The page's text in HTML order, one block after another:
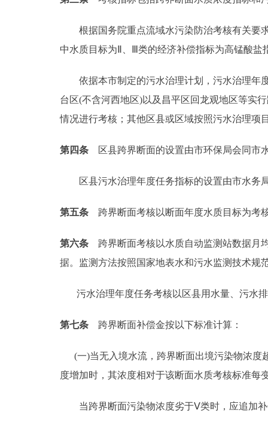
走进北京
北京概况
多语种
根据国务院重点流域水污染防治考核有关要求
中水质目标为Ⅱ、Ⅲ类的经济补偿指标为高锰酸
依据本市制定的污水治理计划，污水治理年度
台区(不含河西地区)以及昌平区回龙观地区等实
情况进行考核；其他区县或区域按照污水治理项
第四条 区县跨界断面的设置由市环保局会同市
区县污水治理年度任务指标的设置由市水务
第五条 跨界断面考核以断面年度水质目标为考
第六条 跨界断面考核以水质自动监测站数据月
据。监测方法按照国家地表水和污水监测技术规
污水治理年度任务考核以区县用水量、污水排
第七条 跨界断面补偿金按以下标准计算：
(一)当无入境水流，跨界断面出境污染物浓度
度增加时，其浓度相对于该断面水质考核标准每
当跨界断面污染物浓度劣于Ⅴ类时，应追加补